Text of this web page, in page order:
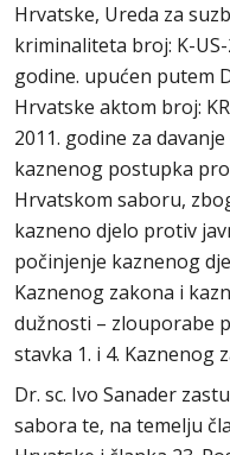
Hrvatske, Ureda za
kriminaliteta broj: K-
godine. upućen putem
Hrvatske aktom broj:
2011. godine za
kaznenog postupka
Hrvatskom saboru,
kazneno djelo protiv
počinjenje kaznenog
Kaznenog zakona i
dužnosti – zlouporabe
stavka 1. i 4. Kaznenog
Dr. sc. Ivo Sanader
sabora te, na temelju